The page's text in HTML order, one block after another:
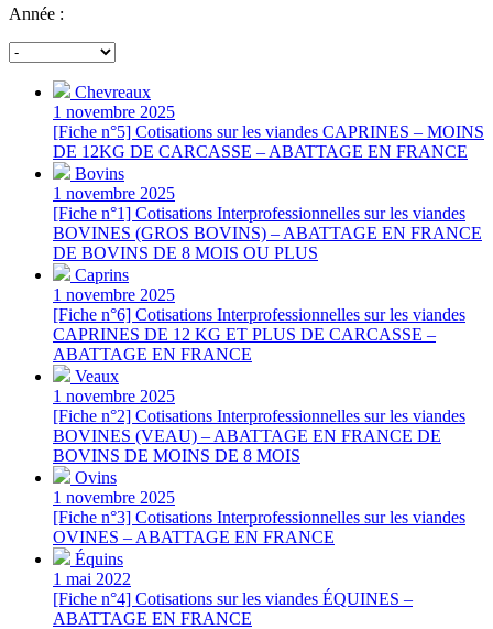
Année :
Chevreaux
1 novembre 2025
[Fiche n°5] Cotisations sur les viandes CAPRINES – MOINS
DE 12KG DE CARCASSE – ABATTAGE EN FRANCE
Bovins
1 novembre 2025
[Fiche n°1] Cotisations Interprofessionnelles sur les viandes
BOVINES (GROS BOVINS) – ABATTAGE EN FRANCE
DE BOVINS DE 8 MOIS OU PLUS
Caprins
1 novembre 2025
[Fiche n°6] Cotisations Interprofessionnelles sur les viandes
CAPRINES DE 12 KG ET PLUS DE CARCASSE –
ABATTAGE EN FRANCE
Veaux
1 novembre 2025
[Fiche n°2] Cotisations Interprofessionnelles sur les viandes
BOVINES (VEAU) – ABATTAGE EN FRANCE DE
BOVINS DE MOINS DE 8 MOIS
Ovins
1 novembre 2025
[Fiche n°3] Cotisations Interprofessionnelles sur les viandes
OVINES – ABATTAGE EN FRANCE
Équins
1 mai 2022
[Fiche n°4] Cotisations sur les viandes ÉQUINES –
ABATTAGE EN FRANCE